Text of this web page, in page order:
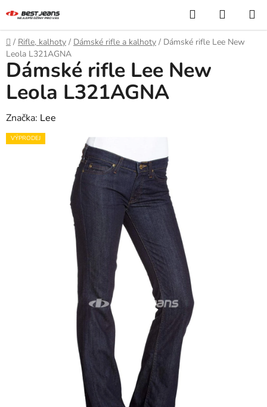
na
obsah
Hledat
KOŠÍK
Domů
/ Rifle, kalhoty / Dámské rifle a kalhoty / Dámské rifle Lee New
Leola L321AGNA
Dámské rifle Lee New
Leola L321AGNA
Značka: Lee
VÝPRODEJ